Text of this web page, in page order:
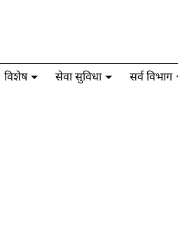
विशेष सेवा सुविधा सर्व विभाग